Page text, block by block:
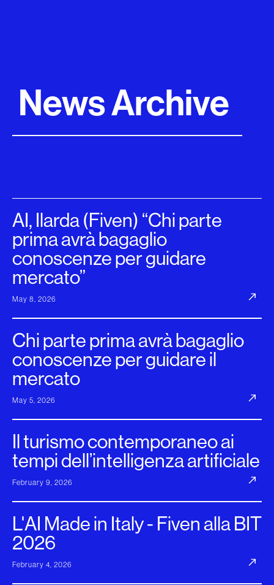
News Archive
AI, Ilarda (Fiven) “Chi parte
prima avrà bagaglio
conoscenze per guidare
mercato”
May 8, 2026
Chi parte prima avrà bagaglio
conoscenze per guidare il
mercato
May 5, 2026
Il turismo contemporaneo ai
tempi dell’intelligenza artificiale
February 9, 2026
L'AI Made in Italy - Fiven alla BIT
2026
February 4, 2026